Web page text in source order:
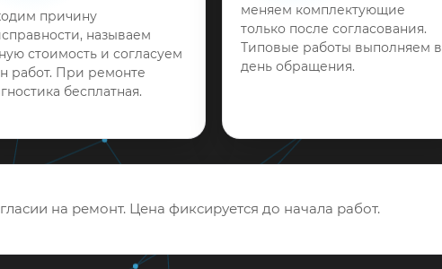
причину
называем
стоимость и согласуем
работ. При ремонте
бесплатная.
меняем комплектующие
только после согласования.
Типовые работы выполняем в
день обращения.
на ремонт. Цена фиксируется до начала работ.